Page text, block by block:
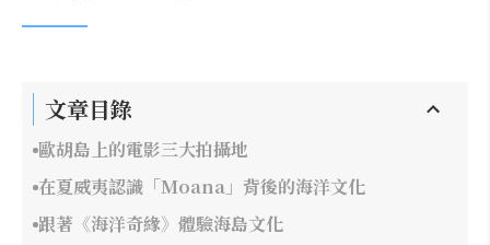
文章目錄
歐胡島上的電影三大拍攝地
在夏威夷認識「Moana」背後的海洋文化
跟著《海洋奇緣》體驗海島文化